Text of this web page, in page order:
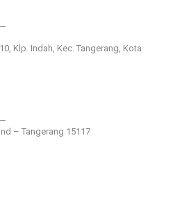
Klp. Indah, Kec. Tangerang, Kota
– Tangerang 15117